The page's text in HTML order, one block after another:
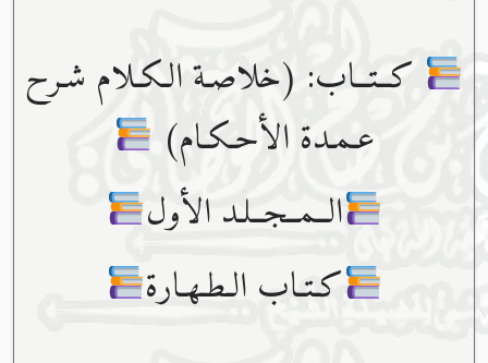
كــتــاب: (خلاصـة الـكـلام شـرح
عـمـدة الأحـكـام)
الــمــجــلـد الأول
كـتـاب الـطـهـارة